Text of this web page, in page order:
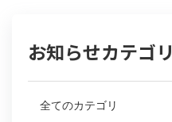
お知らせカテゴリ
全てのカテゴリ